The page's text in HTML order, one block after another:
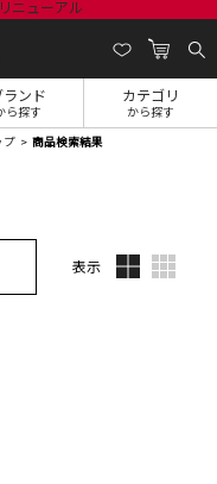
ランド
ら探す
カテゴリ
から探す
プ 商品検索結果
表示